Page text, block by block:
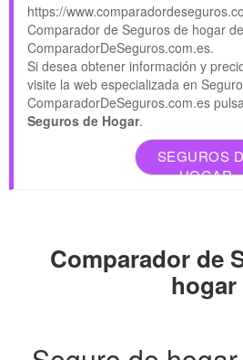
https://
Comparador de Seguros de hogar de
ComparadorDeSeguros.com.es.
Si desea obtener información y
visite la web especializada en
ComparadorDeSeguros.com.es
Seguros de Hogar.
SEGUROS
HOGAR
Comparador de
hogar